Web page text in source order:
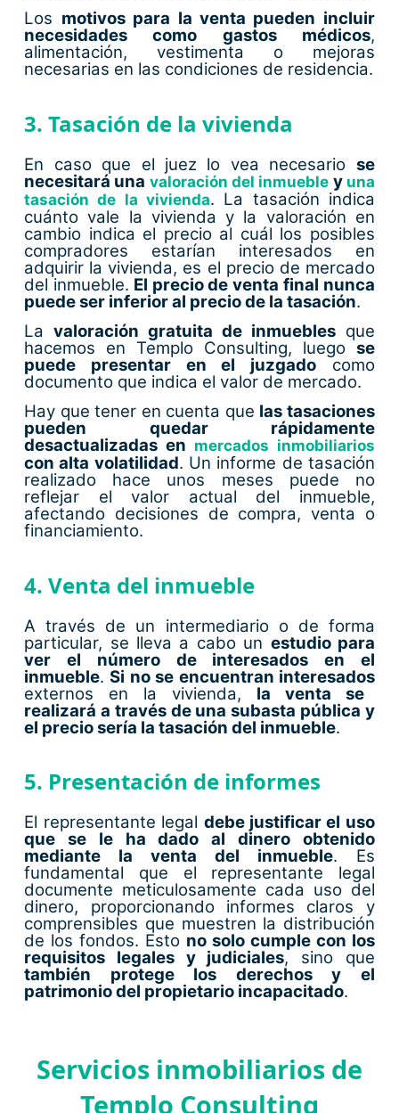
Los motivos para la venta pueden incluir
necesidades como gastos médicos,
alimentación, vestimenta o mejoras
necesarias en las condiciones de residencia.
3. Tasación de la vivienda
En caso que el juez lo vea necesario se
necesitará una valoración del inmueble y una
tasación de la vivienda. La tasación indica
cuánto vale la vivienda y la valoración en
cambio indica el precio al cuál los posibles
compradores estarían interesados en
adquirir la vivienda, es el precio de mercado
del inmueble. El precio de venta final nunca
puede ser inferior al precio de la tasación.
Lavaloración gratuita de inmueblesque
hacemos en Templo Consulting, luego se
puede presentar en el juzgado como
documento que indica el valor de mercado.
Hay que tener en cuenta que las tasaciones
pueden quedar rápidamente
desactualizadas en mercados inmobiliarios
con alta volatilidad. Un informe de tasación
realizado hace unos meses puede no
reflejar el valor actual del inmueble,
afectando decisiones de compra, venta o
financiamiento.
4. Venta del inmueble
A través de un intermediario o de forma
particular, se lleva a cabo un estudio para
ver el número de interesados en el
inmueble.Si no se encuentran interesados
externos en la vivienda, la venta se
realizará a través de una subasta pública y
el precio sería la tasación del inmueble.
5. Presentación de informes
El representante legal debe justificar el uso
que se le ha dado al dinero obtenido
mediante la venta del inmueble. Es
fundamental que el representante legal
documente meticulosamente cada uso del
dinero, proporcionando informes claros y
comprensibles que muestren la distribución
de los fondos. Esto no solo cumple con los
requisitos legales y judiciales, sino que
también protege los derechos y el
patrimonio del propietario incapacitado.
Servicios inmobiliarios de
Templo Consulting